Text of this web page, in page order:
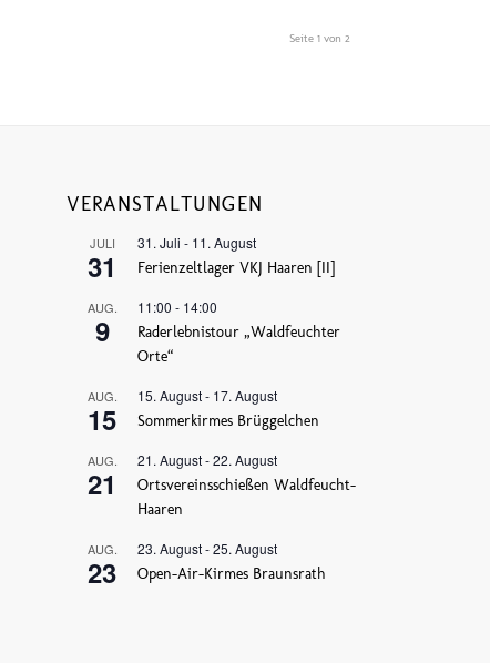
Seite 1 von 2
VERANSTALTUNGEN
JULI
31
31. Juli - 11. August
Ferienzeltlager VKJ Haaren [II]
AUG.
9
11:00 - 14:00
Raderlebnistour „Waldfeuchter
Orte“
AUG.
15
15. August- 17. August
Sommerkirmes Brüggelchen
AUG.
21
21. August-22. August
Ortsvereinsschießen Waldfeucht-
Haaren
AUG.
23
23. August-25. August
Open-Air-Kirmes Braunsrath